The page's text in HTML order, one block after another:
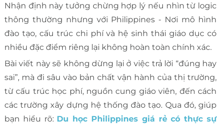
Nhận định này tưởng chừng hợp lý nếu nhìn từ logic
thông thường nhưng với Philippines - Nơi mô hình
đào tạo, cấu trúc chi phí và hệ sinh thái giáo dục có
nhiều đặc điểm riêng lại không hoàn toàn chính xác.
Bài viết này sẽ không dừng lại ở việc trả lời “đúng hay
sai”, mà đi sâu vào bản chất vận hành của thị trường,
từ cấu trúc học phí, nguồn cung giáo viên, đến cách
các trường xây dựng hệ thống đào tạo. Qua đó, giúp
bạn hiểu rõ: Du học Philippines giá rẻ có thực sự